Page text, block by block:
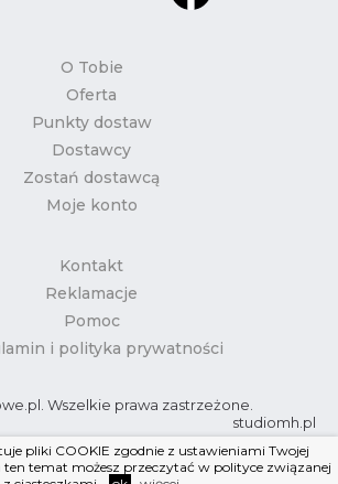
O Tobie
Oferta
Punkty dostaw
Dostawcy
Zostań dostawcą
Moje konto
Kontakt
Reklamacje
Pomoc
i polityka prywatności
Wszelkie prawa zastrzeżone.
studiomh.pl
pliki COOKIE zgodnie z ustawieniami Twojej
ten temat możesz przeczytać w polityce związanej